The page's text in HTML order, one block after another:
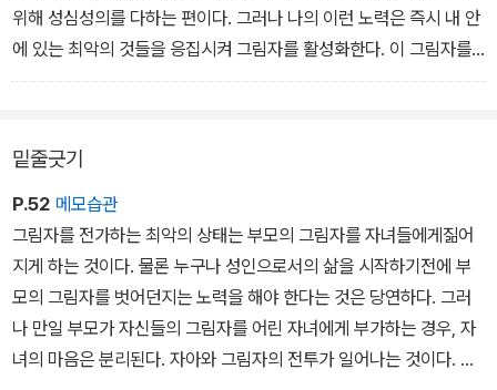
위해 성심성의를 다하는 편이다. 그러나 나의 이런 노력은 즉시 내 안
에 있는 최악의 것들을 응집시켜 그림자를 활성화한다. 이 그림자를
가능한 드러내지 않으려 안간힘을 써보지만 경우에 따라서는 그것이
이때 우리가 무의식안에 방치된 그림자를 현명하게 다루려고 노력하
지 않는다면 참담한 대가를 치러야 할 것이다. 재빨리 내면의 불균형
을 회복하지 않으면 곧 누군가에게 무례하게 대할 것이고, 내 성격의
끔찍한 면들을 타인에게 드러내게 되거나 아니면 우울증에 빠질 것이
다. 그림자는 지적인 형태로든 어리석은 형태로든 간에 반드시 대가
를 요구한다. - 본문 38쪽
밑줄긋기
P.52 메모습관
그림자를 전가하는 최악의 상태는 부모의 그림자를 자녀들에게짊어
지게 하는 것이다. 물론 누구나 성인으로서의 삶을 시작하기전에 부
모의 그림자를 벗어던지는 노력을 해야 한다는 것은 당연하다. 그러
나 만일 부모가 자신들의 그림자를 어린 자녀에게 부가하는 경우, 자
녀의 마음은 분리된다. 자아와 그림자의 전투가 일어나는 것이다. 이